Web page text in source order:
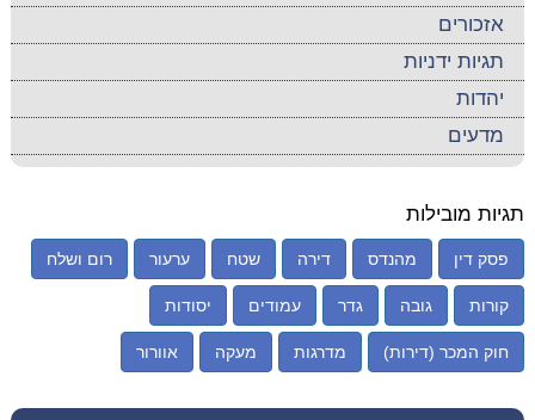
אזכורים
תגיות ידניות
יהדות
מדעים
תגיות מובילות
פסק דין מהנדס דירה שטח ערעור רום ושלח
קורות גובה גדר עמודים יסודות
חוק המכר (דירות) מדרגות מעקה אוורור